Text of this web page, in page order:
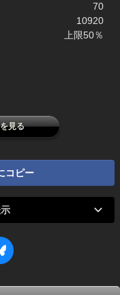
70
10920
上限50％
見る
コピー